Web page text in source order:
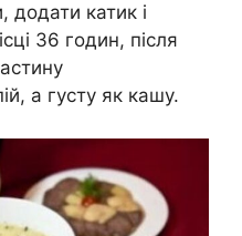
додати катик і
36 годин, після
а густу як кашу.